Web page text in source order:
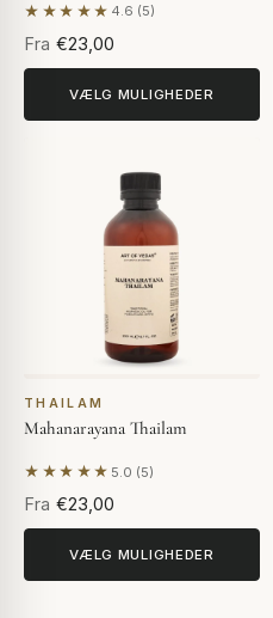
★★★★★ 4.6 (5)
Baseret på 5 anmeldelser
Fra €23,00
VÆLG MULIGHEDER
THAILAM
Mahanarayana Thailam
★★★★★ 5.0 (5)
Baseret på 5 anmeldelser
Fra €23,00
VÆLG MULIGHEDER